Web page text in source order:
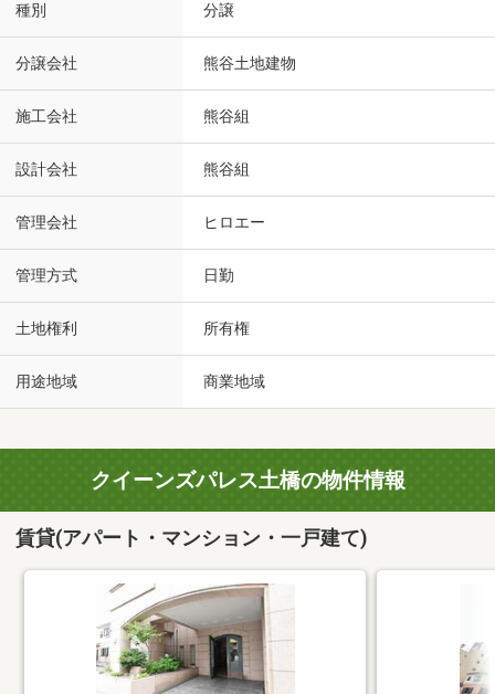
種別 分譲
分譲会社 熊谷土地建物
施工会社 熊谷組
設計会社 熊谷組
管理会社 ヒロエー
管理方式 日勤
土地権利 所有権
用途地域 商業地域
クイーンズパレス土橋の物件情報
賃貸(アパート・マンション・一戸建て)